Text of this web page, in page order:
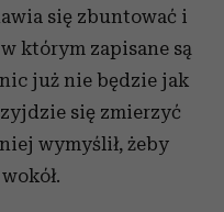
się zbuntować i
którym zapisane są
już nie będzie jak
się zmierzyć
wymyślił, żeby